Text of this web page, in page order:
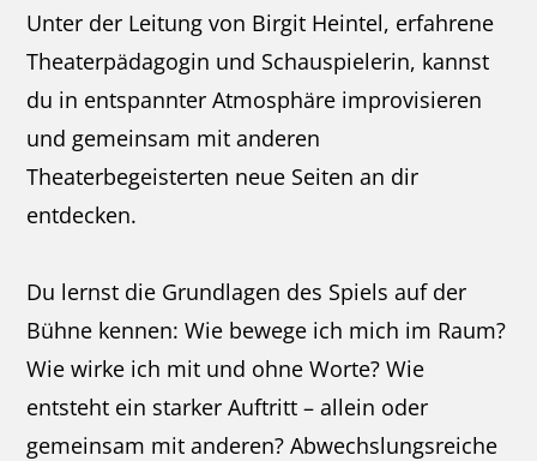
Unter der Leitung von Birgit Heintel, erfahrene
Theaterpädagogin und Schauspielerin, kannst
du in entspannter Atmosphäre improvisieren
und gemeinsam mit anderen
Theaterbegeisterten neue Seiten an dir
entdecken.
Du lernst die Grundlagen des Spiels auf der
Bühne kennen: Wie bewege ich mich im Raum?
Wie wirke ich mit und ohne Worte? Wie
entsteht ein starker Auftritt – allein oder
gemeinsam mit anderen? Abwechslungsreiche